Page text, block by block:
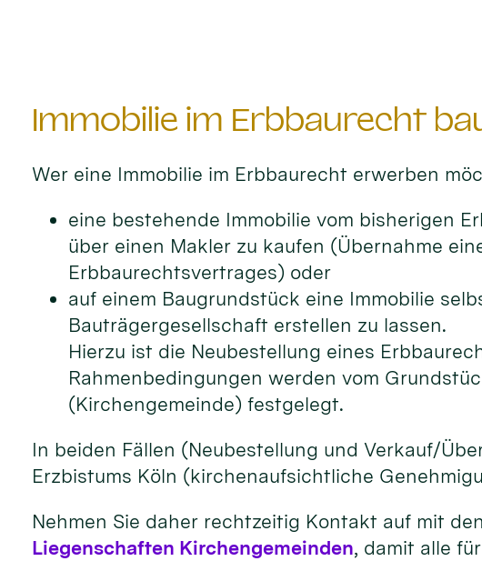
Immobilie im Erbbaurecht
Wer eine Immobilie im Erbbaurecht erwerben
eine bestehende Immobilie vom bisherigen
über einen Makler zu kaufen (Übernahme
Erbbaurechtsvertrages) oder
auf einem Baugrundstück eine Immobilie
Bauträgergesellschaft erstellen zu lassen.
Hierzu ist die Neubestellung eines
Rahmenbedingungen werden vom
(Kirchengemeinde) festgelegt.
In beiden Fällen (Neubestellung und Verkauf/
Erzbistums Köln (kirchenaufsichtliche
Nehmen Sie daher rechtzeitig Kontakt auf mit
Liegenschaften Kirchengemeinden, damit alle